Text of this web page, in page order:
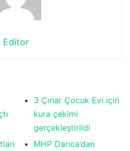
Editor
3 Çınar Çocuk Evi için
kura çekimi
gerçekleştirildi
MHP Darıca’dan